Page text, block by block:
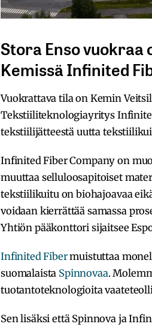
Stora Enso vuokraa
Kemissä Infinited
Vuokrattava tila on Kemin
Tekstiiliteknologiayritys
tekstiilijätteestä uutta
Infinited Fiber Company on
muuttaa selluloosapitoiset
tekstiilikuitu on biohajoavaa
voidaan kierrättää samassa
Yhtiön pääkonttori sijaitsee
Infinited Fibermuistuttaa
suomalaista Spinnovaa.
tuotantoteknologioita
Sen lisäksi että Spinnova ja